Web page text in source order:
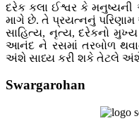
દરેક કલા ઈશ્વર કે
માગે છે. તે પ્રયત્નનું
સાહિત્ય, નૃત્ય, દરેકનો
આનંદ ને રસમાં તરબોળ
અંશે સાધ્ય કરી શકે તેટલે અંશે
Swargarohan